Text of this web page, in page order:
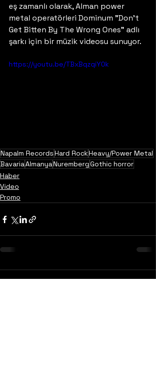
eş zamanlı olarak, Alman power
metal operatörleri Dominum "Don't
Get Bitten By The Wrong Ones" adlı
şarkı için bir müzik videosu sunuyor.
https://youtu.be/TBxBqzqiY0k
Napalm RecordsHard RockHeavy/Power Metal
BavariaAlmanyaNurembergGothic horror
Haber
Video
Promo